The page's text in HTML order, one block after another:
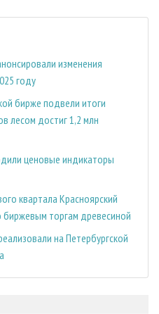
изменения
году
бирже подвели итоги
лесом достиг 1,2 млн
ценовые индикаторы
квартала Красноярский
биржевым торгам древесиной
на Петербургской